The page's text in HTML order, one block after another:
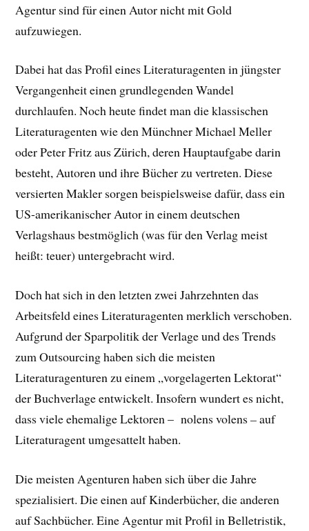
Agentur sind für einen Autor nicht mit Gold
aufzuwiegen.
Dabei hat das Profil eines Literaturagenten in jüngster
Vergangenheit einen grundlegenden Wandel
durchlaufen. Noch heute findet man die klassischen
Literaturagenten wie den Münchner Michael Meller
oder Peter Fritz aus Zürich, deren Hauptaufgabe darin
besteht, Autoren und ihre Bücher zu vertreten. Diese
versierten Makler sorgen beispielsweise dafür, dass ein
US-amerikanischer Autor in einem deutschen
Verlagshaus bestmöglich (was für den Verlag meist
heißt: teuer) untergebracht wird.
Doch hat sich in den letzten zwei Jahrzehnten das
Arbeitsfeld eines Literaturagenten merklich verschoben.
Aufgrund der Sparpolitik der Verlage und des Trends
zum Outsourcing haben sich die meisten
Literaturagenturen zu einem „vorgelagerten Lektorat“
der Buchverlage entwickelt. Insofern wundert es nicht,
dass viele ehemalige Lektoren – nolens volens–auf
Literaturagent umgesattelt haben.
Die meisten Agenturen haben sich über die Jahre
spezialisiert. Die einen auf Kinderbücher, die anderen
auf Sachbücher. Eine Agentur mit Profil in Belletristik,